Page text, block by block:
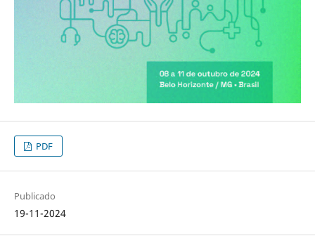
PDF
Publicado
19-11-2024